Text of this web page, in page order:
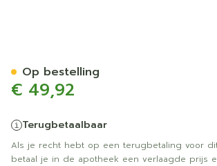
€ 49,92
Terugbetaalbaar
Als je recht hebt op een terugbetaling voor
betaal je in de apotheek een verlaagde prijs
Op bestelling